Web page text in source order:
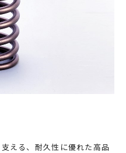
える、耐久性に優れた高品